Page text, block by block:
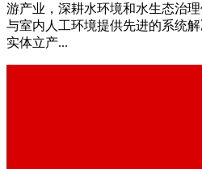
游产业，深耕水环境和水生态治
与室内人工环境提供先进的系统
实体立产...